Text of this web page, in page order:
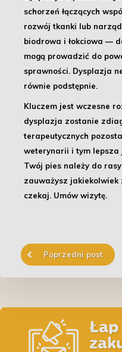
schorzeń łączących
rozwój tkanki lub
biodrowa i łokciowa —
mogą prowadzić do
sprawności. Dysplazja
równie podstępnie.
Kluczem jest wczesne
dysplazja zostanie
terapeutycznych
weterynarii i tym lepsza
Twój pies należy do
zauważysz
czekaj. Umów wizytę.
Poprzedni post